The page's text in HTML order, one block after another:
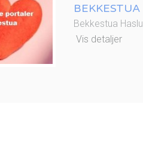
BEKKESTUA
Bekkestua
Vis detaljer